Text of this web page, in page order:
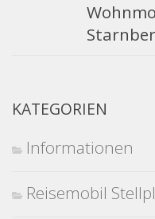
KATEGORIEN
Informationen
Reisemobil